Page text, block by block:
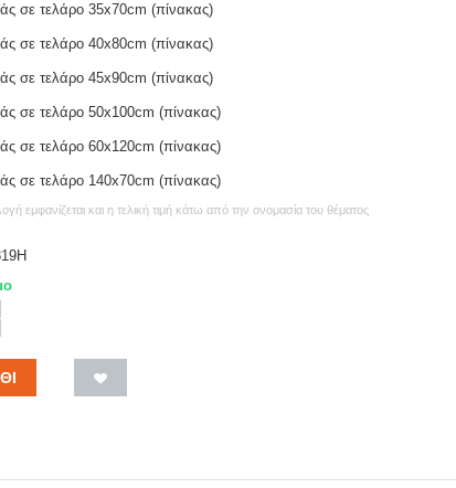
σε τελάρο 35x70cm (πίνακας)
σε τελάρο 40x80cm (πίνακας)
σε τελάρο 45x90cm (πίνακας)
σε τελάρο 50x100cm (πίνακας)
σε τελάρο 60x120cm (πίνακας)
σε τελάρο 140x70cm (πίνακας)
εμφανίζεται και η τελική τιμή κάτω από την ονομασία του θέματος